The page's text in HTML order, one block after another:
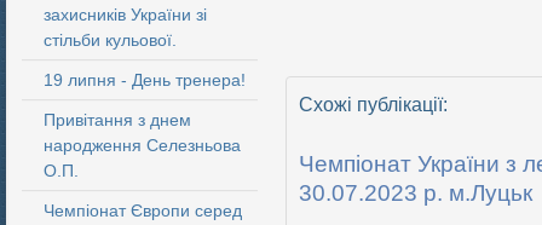
захисників України зі
стільби кульової.
19 липня - День тренера!
Привітання з днем
народження Селезньова
О.П.
Чемпіонат Європи серед
Схожі публікації:
Чемпіонат України з
30.07.2023 р. м.Луцьк